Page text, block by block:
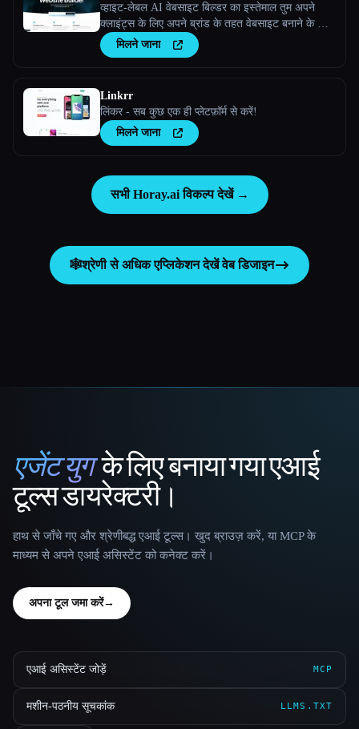
व्हाइट-लेबल AI वेबसाइट बिल्डर का इस्तेमाल तुम अपने
क्लाइंट्स के लिए अपने ब्रांड के तहत वेबसाइट बनाने के लिए
कर सकते हो
मिलने जाना
Linkrr
लिंकर - सब कुछ एक ही प्लेटफ़ॉर्म से करें!
मिलने जाना
सभी Horay.ai विकल्प देखें →
🕸श्रेणी से अधिक एप्लिकेशन देखेंवेब डिजाइन
That AI Collection
एजेंट युगके लिए बनाया गया एआई
टूल्स डायरेक्टरी।
हाथ से जाँचे गए और श्रेणीबद्ध एआई टूल्स। खुद ब्राउज़ करें, या MCP के
माध्यम से अपने एआई असिस्टेंट को कनेक्ट करें।
अपना टूल जमा करें→
एआई असिस्टेंट जोड़ें MCP
मशीन-पठनीय सूचकांक LLMS.TXT